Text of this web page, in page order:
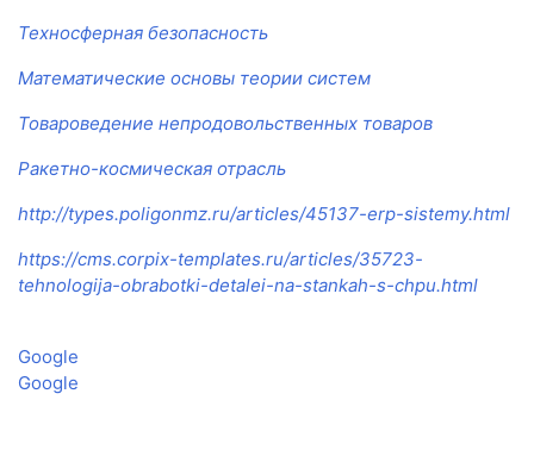
Техносферная безопасность
Математические основы теории систем
Товароведение непродовольственных товаров
Ракетно-космическая отрасль
http://types.poligonmz.ru/articles/45137-erp-sistemy.html
https://cms.corpix-templates.ru/articles/35723-
tehnologija-obrabotki-detalei-na-stankah-s-chpu.html
Google
Google